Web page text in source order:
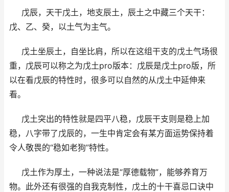
戊辰，天干戊土，地支辰土，辰土之中藏三个天干：
戊、乙、癸，以土气为主气。
戊土坐辰土，自坐比肩，所以在这组干支的戊土气场很
重，戊辰可以称之为戊土pro版本：戊辰是戊土pro版，所
以在看戊辰的特性时，很多可以自然的从戊土中延伸来
看。
戊土突出的特性就是四平八稳，戊辰干支则是稳上加
稳，八字带了戊辰的，一生中肯定会有某方面运势保持着
令人敬畏的“稳如老狗”特性。
戊土作为厚土，一种说法是“厚德载物”，能够养育万
物。此外还有很强的自我克制性，戊土的十干喜忌口诀中